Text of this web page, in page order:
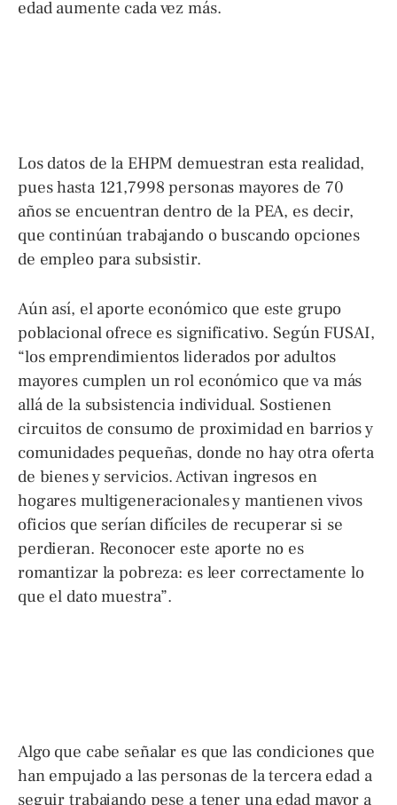
edad aumente cada vez más.
Los datos de la EHPM demuestran esta realidad,
pues hasta 121,7998 personas mayores de 70
años se encuentran dentro de la PEA, es decir,
que continúan trabajando o buscando opciones
de empleo para subsistir.
Aún así, el aporte económico que este grupo
poblacional ofrece es significativo. Según FUSAI,
“los emprendimientos liderados por adultos
mayores cumplen un rol económico que va más
allá de la subsistencia individual. Sostienen
circuitos de consumo de proximidad en barrios y
comunidades pequeñas, donde no hay otra oferta
de bienes y servicios. Activan ingresos en
hogares multigeneracionales y mantienen vivos
oficios que serían difíciles de recuperar si se
perdieran. Reconocer este aporte no es
romantizar la pobreza: es leer correctamente lo
que el dato muestra”.
Algo que cabe señalar es que las condiciones que
han empujado a las personas de la tercera edad a
seguir trabajando pese a tener una edad mayor a